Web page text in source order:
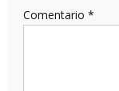
Comentario *